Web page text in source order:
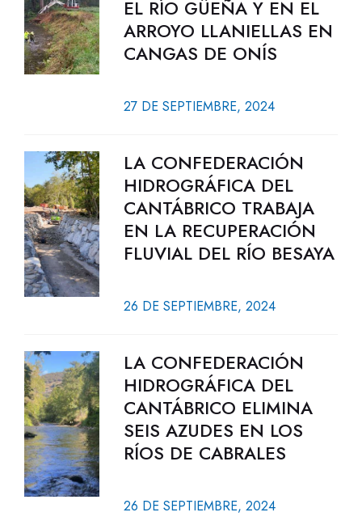
EL RÍO GÜEÑA Y EN EL
ARROYO LLANIELLAS EN
CANGAS DE ONÍS
27 DE SEPTIEMBRE, 2024
LA CONFEDERACIÓN
HIDROGRÁFICA DEL
CANTÁBRICO TRABAJA
EN LA RECUPERACIÓN
FLUVIAL DEL RÍO BESAYA
26 DE SEPTIEMBRE, 2024
LA CONFEDERACIÓN
HIDROGRÁFICA DEL
CANTÁBRICO ELIMINA
SEIS AZUDES EN LOS
RÍOS DE CABRALES
26 DE SEPTIEMBRE, 2024